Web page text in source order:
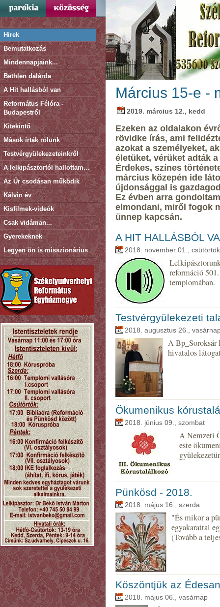
Hirek
Bemutatkozás
Mindennapjaink...
Bethlen dalárda
A Hit hallásból van
Református Félóra -
Budapestről
Kitekintő
Mások írták rólunk
Testvérgyülekezeteinkről
A lelkipásztortól hallottam...
Az Úr csodásan működik
Kálvin év
Kisfilmek-videók
Csak vidáman...
Gyerekeknek
Legyen ön is misszionárius
Március 15-e -
2019. március 12., kedd
Ezeken az oldalakon
rövidke írás, ami
azokat a személyeket,
életüket, vérüket adták
Érdekes, színes
március közepén ide
újdonsággal is
Ez évben arra
elmondani, miről fogok
ünnep kapcsán.
A HIT HALLÁSBÓL
2018. november 01., csütörtök
reformáció
templomában.
Testvérgyülekezeti
2018. augusztus 26.,
A Bp_Soroksár
hivatalos
Ökumenikus
2018. június 09., szombat
A Nemzeti
este
Pünkösd - 2018.
2018. május 16., szerda
"És mikor a
egyakarattal
(Tovább a
Köszöntjük az
2018. május 06., vasárnap